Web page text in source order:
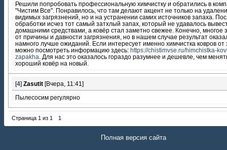
Решили попробовать профессиональную химчистку и обратились в
"Чистим Все". Понравилось, что там делают акцент не только на
видимых загрязнений, но и на устранении самих источников запаха.
обработки исчез тот самый затхлый запах, который не удавалось
домашними средствами, а ковёр стал заметно свежее. Конечно, многое
от причины и давности загрязнения, но в нашем случае результат
намного лучше ожиданий. Если интересует именно химчистка ковров от
можно посмотреть информацию здесь: https://chistimvse.ru/himchistka-
zapakha . Для нас это оказалось гораздо разумнее и дешевле, чем
хороший ковёр на новый.
[4] Zasutit [Вчера, 11:41]
Пылесосим регулярно
Страница 1 из 1 1
Полная версия сайта